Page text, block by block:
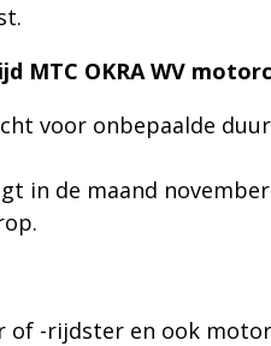
MTC OKRA WV
voor onbepaalde
in de maand
-rijdster en ook